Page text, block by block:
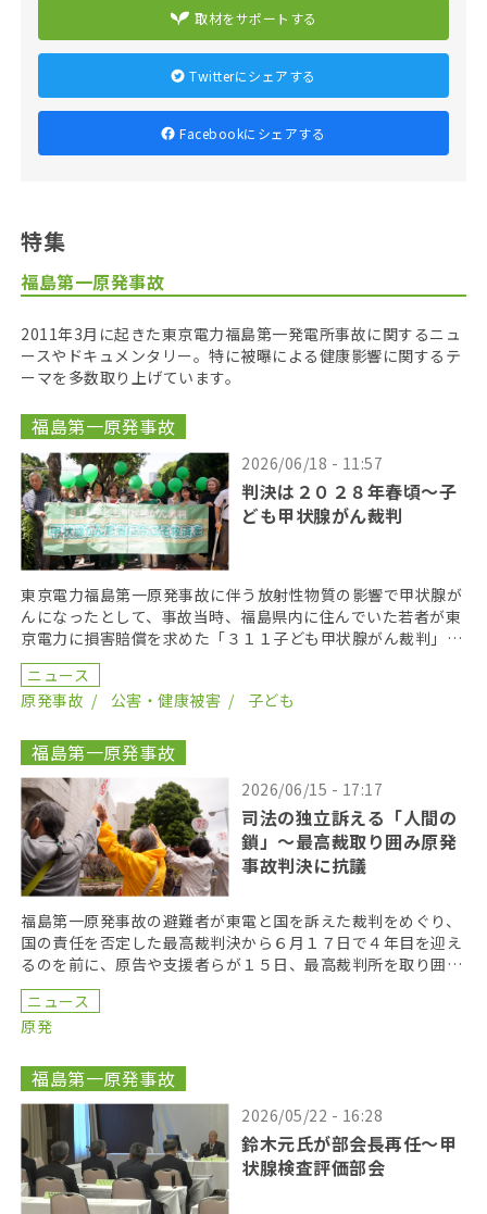
取材をサポートする
Twitterにシェアする
Facebookにシェアする
特集
福島第一原発事故
2011年3月に起きた東京電力福島第一発電所事故に関するニュ
ースやドキュメンタリー。特に被曝による健康影響に関するテ
ーマを多数取り上げています。
福島第一原発事故
2026/06/18 - 11:57
判決は２０２８年春頃〜子
ども甲状腺がん裁判
東京電力福島第一原発事故に伴う放射性物質の影響で甲状腺が
んになったとして、事故当時、福島県内に住んでいた若者が東
京電力に損害賠償を求めた「３１１子ども甲状腺がん裁判」の
第１８回口頭弁論が２０２６年６月１７日に開かれた。裁 […]
ニュース
原発事故
公害・健康被害 子ども
福島第一原発事故
2026/06/15 - 17:17
司法の独立訴える「人間の
鎖」〜最高裁取り囲み原発
事故判決に抗議
福島第一原発事故の避難者が東電と国を訴えた裁判をめぐり、
国の責任を否定した最高裁判決から６月１７日で４年目を迎え
るのを前に、原告や支援者らが１５日、最高裁判所を取り囲む
「人間の鎖」を行い、司法の独立を訴えた。 呼びかけた […]
ニュース
原発
福島第一原発事故
2026/05/22 - 16:28
鈴木元氏が部会長再任〜甲
状腺検査評価部会